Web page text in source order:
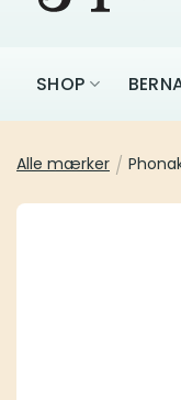
SHOP
Alle mærker /